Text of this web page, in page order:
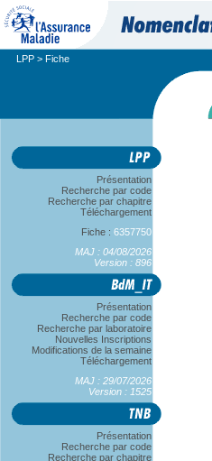
LPP > Fiche
Présentation
Recherche par code
Recherche par chapitre
Téléchargement
Fiche : 6357750
MAJ : 04/08/2026
Version : 896
Présentation
Recherche par code
Recherche par laboratoire
Nouvelles Inscriptions
Modifications de la semaine
Téléchargement
MAJ : 29/07/2026
Version : 1525
Présentation
Recherche par code
Recherche par chapitre